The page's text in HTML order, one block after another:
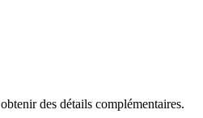
des détails complémentaires.